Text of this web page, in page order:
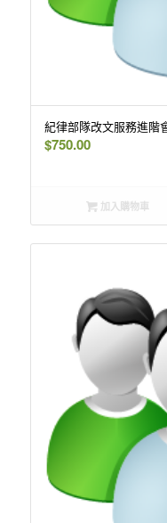
紀律部隊改文服務進階
$750.00
加入購物車